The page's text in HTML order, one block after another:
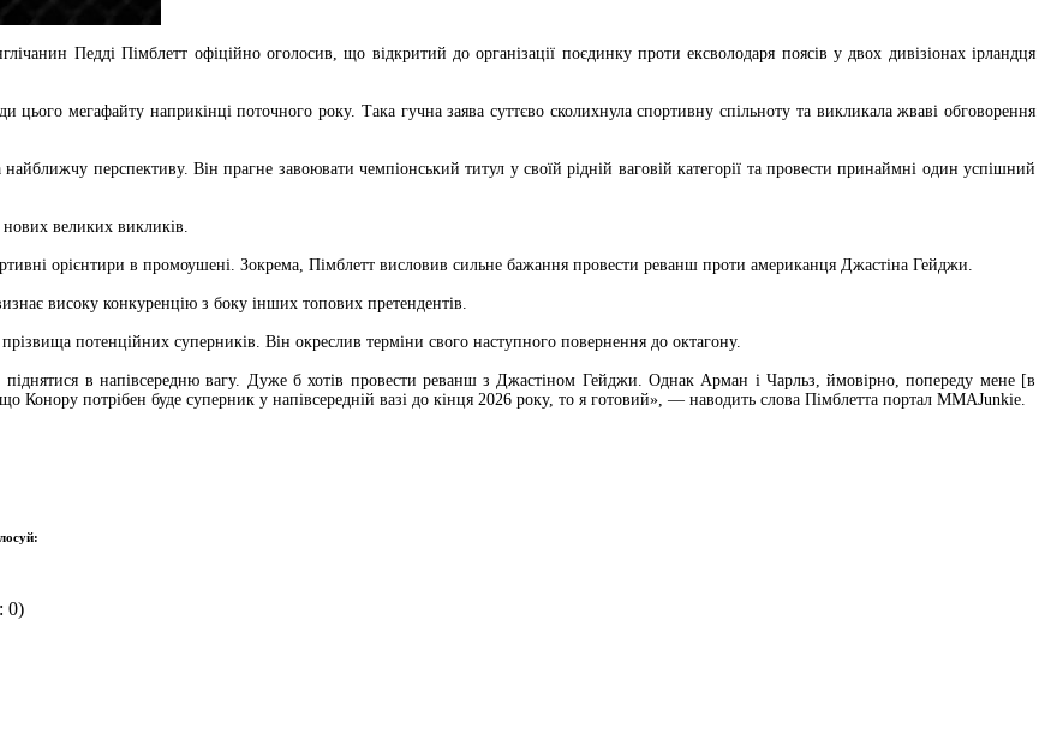
Педді Пімблетт офіційно оголосив, що відкритий до організації поєдинку проти ексволодаря поясів у двох дивізіонах ірландця
цього мегафайту наприкінці поточного року. Така гучна заява суттєво сколихнула спортивну спільноту та викликала жваві обговорення
перспективу. Він прагне завоювати чемпіонський титул у своїй рідній ваговій категорії та провести принаймні один успішний
великих викликів.
орієнтири в промоушені. Зокрема, Пімблетт висловив сильне бажання провести реванш проти американця Джастіна Гейджи.
високу конкуренцію з боку інших топових претендентів.
потенційних суперників. Він окреслив терміни свого наступного повернення до октагону.
піднятися в напівсередню вагу. Дуже б хотів провести реванш з Джастіном Гейджи. Однак Арман і Чарльз, ймовірно, попереду мене [в
Конору потрібен буде суперник у напівсередній вазі до кінця 2026 року, то я готовий», — наводить слова Пімблетта портал MMAJunkie.
0)